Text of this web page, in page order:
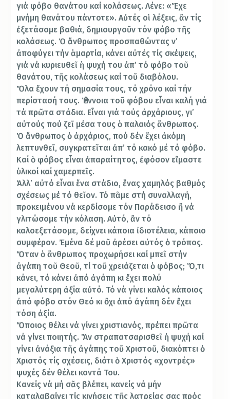
γιά φόβο θανάτου καί κολάσεως. Λένε: «Ἔχε
μνήμη θανάτου πάντοτε». Αὐτές οἱ λέξεις, ἄν τίς
ἐξετάσομε βαθιά, δημιουργοῦν τόν φόβο τῆς
κολάσεως. Ὁ ἄνθρωπος προσπαθώντας ν’
ἀποφύγει τήν ἁμαρτία, κάνει αὐτές τίς σκέψεις,
γιά νά κυριευθεῖ ἡ ψυχή του ἀπ’ τό φόβο τοῦ
θανάτου, τῆς κολάσεως καί τοῦ διαβόλου.
Ὅλα ἔχουν τή σημασία τους, τό χρόνο καί τήν
περίστασή τους. Ἡ ἔννοια τοῦ φόβου εἶναι καλή γιά
τά πρῶτα στάδια. Εἶναι γιά τούς ἀρχάριους, γι’
αὐτούς πού ζεῖ μέσα τους ὁ παλαιός ἄνθρωπος.
Ὁ ἄνθρωπος ὁ ἀρχάριος, πού δέν ἔχει ἀκόμη
λεπτυνθεῖ, συγκρατεῖται ἀπ’ τό κακό μέ τό φόβο.
Καί ὁ φόβος εἶναι ἀπαραίτητος, ἐφόσον εἴμαστε
ὑλικοί καί χαμερπεῖς.
Ἀλλ’ αὐτό εἶναι ἕνα στάδιο, ἕνας χαμηλός βαθμός
σχέσεως μέ τό θεῖον. Τό πᾶμε στή συναλλαγή,
προκειμένου νά κερδίσομε τόν Παράδεισο ἤ νά
γλιτώσομε τήν κόλαση. Αὐτό, ἄν τό
καλοεξετάσομε, δείχνει κάποια ἰδιοτέλεια, κάποιο
συμφέρον. Ἐμένα δέ μοῦ ἀρέσει αὐτός ὁ τρόπος.
Ὅταν ὁ ἄνθρωπος προχωρήσει καί μπεῖ στήν
ἀγάπη τοῦ Θεοῦ, τί τοῦ χρειάζεται ὁ φόβος; Ὅ,τι
κάνει, τό κάνει ἀπό ἀγάπη κι ἔχει πολύ
μεγαλύτερη ἀξία αὐτό. Τό νά γίνει καλός κάποιος
ἀπό φόβο στόν Θεό κι ὄχι ἀπό ἀγάπη δέν ἔχει
τόση ἀξία.
Ὅποιος θέλει νά γίνει χριστιανός, πρέπει πρῶτα
νά γίνει ποιητής. Ἄν στραπατσαρισθεῖ ἡ ψυχή καί
γίνει ἀνάξια τῆς ἀγάπης τοῦ Χριστοῦ, διακόπτει ὁ
Χριστός τίς σχέσεις, διότι ὁ Χριστός «χοντρές»
ψυχές δέν θέλει κοντά Του.
Κανείς νά μή σᾶς βλέπει, κανείς νά μήν
καταλαβαίνει τίς κινήσεις τῆς λατρείας σας πρός